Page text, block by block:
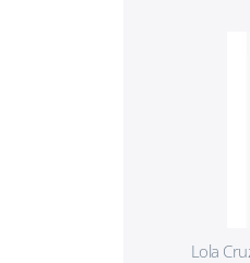
Lola